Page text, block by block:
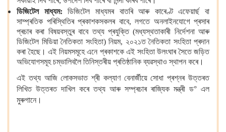
ডিজিটেল মাধ্যম: ডিজিটেল মাধ্যমৰ বাতৰি আৰু কাৰেণ্ট এফেয়াৰ্ছ বা
সাম্প্ৰতিক পৰিস্থিতিৰ প্ৰকাশকসকলৰ বাবে, লগতে অনলাইনযোগে প্ৰসাৰ
প্ৰচাৰ কৰা বিষয়বস্তুৰ বাবে তথ্য প্ৰযুক্তি (মধ্যস্থতাকাৰী নিৰ্দেশনা আৰু
ডিজিটেল মিডিয়া নৈতিকতা সংহিতা) নিয়ম, ২০২১ত নৈতিকতা সংহিতা প্ৰদান
কৰা হৈছে। এই নিয়মসমূহে এনে প্ৰকাশকে এই সংহিতা উলংঘাৰ সৈতে জড়িত
অভিযোগসমূহ চম্ভালিবলৈ তিনিস্তৰীয় প্ৰতিষ্ঠানিক ব্যৱস্থাও স্থাপন কৰে।
এই তথ্য আজি লোকসভাত শ্ৰী কল্যাণ বেনাৰ্জীয়ে সোধা প্ৰশ্নৰ উত্তৰত
লিখিত উত্তৰত দাখিল কৰে তথ্য আৰু সম্প্ৰচাৰ ৰাজ্যিক মন্ত্ৰী ড° এল
মুৰুগানে।